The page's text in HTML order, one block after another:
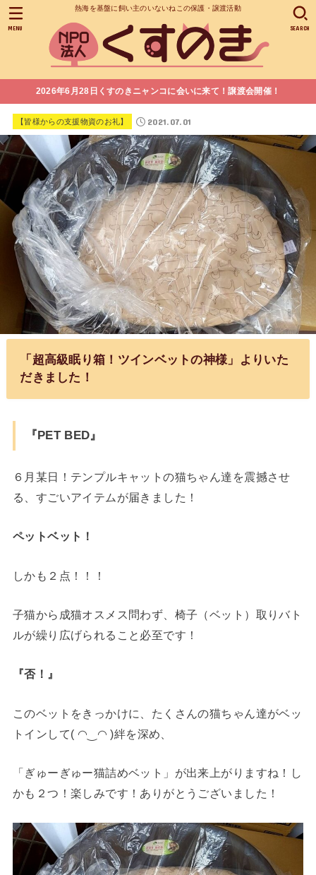
熱海を基盤に飼い主のいないねこの保護・譲渡活動
SEARCH
MENU
2026年6月28日くすのきニャンコに会いに来て！譲渡会開催！
【皆様からの支援物資のお礼】 2021.07.01
「超高級眠り箱！ツインベットの神様」よりいた
だきました！
『PET BED』
６月某日！テンプルキャットの猫ちゃん達を震撼させ
る、すごいアイテムが届きました！
ペットベット！
しかも２点！！！
子猫から成猫オスメス問わず、椅子（ベット）取りバト
ルが繰り広げられること必至です！
『否！』
このベットをきっかけに、たくさんの猫ちゃん達がベッ
トインして( ◠‿◠ )絆を深め、
「ぎゅーぎゅー猫詰めベット」が出来上がりますね！し
かも２つ！楽しみです！ありがとうございました！